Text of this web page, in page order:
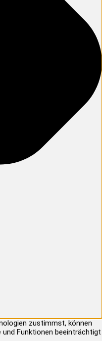
zustimmst, können
Funktionen beeinträchtigt